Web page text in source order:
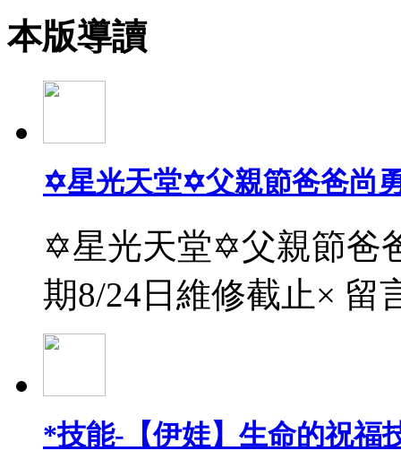
本版導讀
✡星光天堂✡父親節爸爸尚
✡星光天堂✡父親節爸
期8/24日維修截止× 留
*技能-【伊娃】生命的祝福